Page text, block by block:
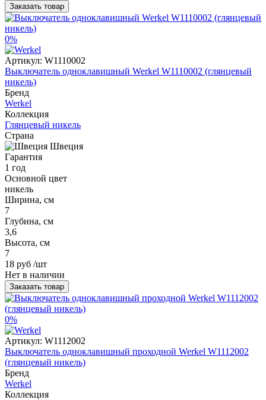
Заказать товар
0%
Артикул: W1110002
Выключатель одноклавишный Werkel W1110002 (глянцевый
никель)
Бренд
Werkel
Коллекция
Глянцевый никель
Страна
Швеция
Гарантия
1 год
Основной цвет
никель
Ширина, см
7
Глубина, см
3,6
Высота, см
7
18 руб /шт
Нет в наличии
Заказать товар
0%
Артикул: W1112002
Выключатель одноклавишный проходной Werkel W1112002
(глянцевый никель)
Бренд
Werkel
Коллекция